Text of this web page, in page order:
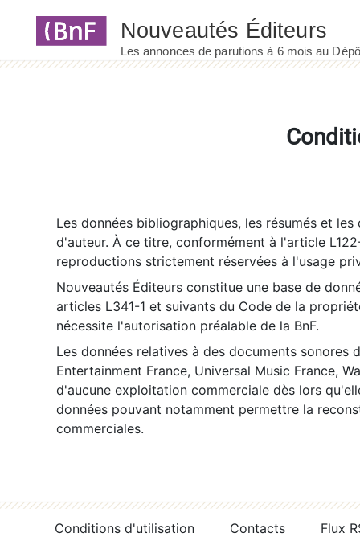
Les données bibliographiques, les résumés et
d'auteur. À ce titre, conformément à l'article
reproductions strictement réservées à l'usage
Nouveautés Éditeurs constitue une base de
articles L341-1 et suivants du Code de la
nécessite l'autorisation préalable de la BnF.
Les données relatives à des documents sonores
Entertainment France, Universal Music France,
d'aucune exploitation commerciale dès lors
données pouvant notamment permettre la
commerciales.
Conditions d'utilisation Contacts
Flux